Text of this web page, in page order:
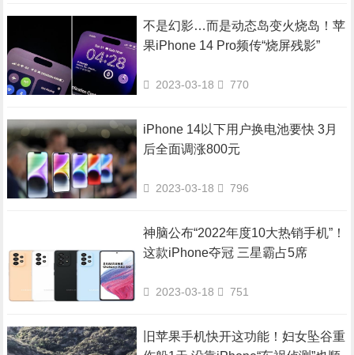
不是幻影…而是动态岛变火烧岛！苹
果iPhone 14 Pro频传“烧屏残影”
2023-03-18 770
iPhone 14以下用户换电池要快 3月
后全面调涨800元
2023-03-18 796
神脑公布“2022年度10大热销手机”！
这款iPhone夺冠 三星霸占5席
2023-03-18 751
旧苹果手机快开这功能！妇女坠谷重